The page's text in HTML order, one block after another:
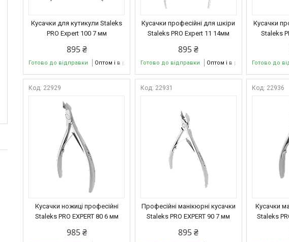
Кусачки для кутикули Staleks
PRO Expert 100 7 мм
895 ₴
Готово до відправки Оптом і в роздріб
Кусачки професійні для шкіри
Staleks PRO Expert 11 14мм
895 ₴
Готово до відправки Оптом і в роздріб
Кусачки
Staleks
Готово до
22929
Кусачки ножиці професійні
Staleks PRO EXPERT 80 6 мм
985 ₴
22931
Професійні манікюрні кусачки
Staleks PRO EXPERT 90 7 мм
895 ₴
22936
Кусачки
Staleks